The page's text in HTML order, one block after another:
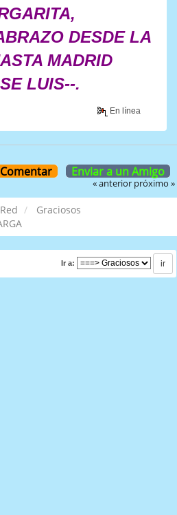
DESDE LA
MADRID
LUIS--.
En línea
Comentar Enviar a un Amigo
« anterior próximo »
Graciosos
Ir a: